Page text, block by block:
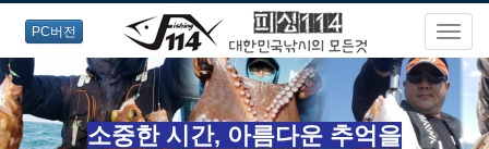
PC버전
소중한 시간, 아름다운 추억을